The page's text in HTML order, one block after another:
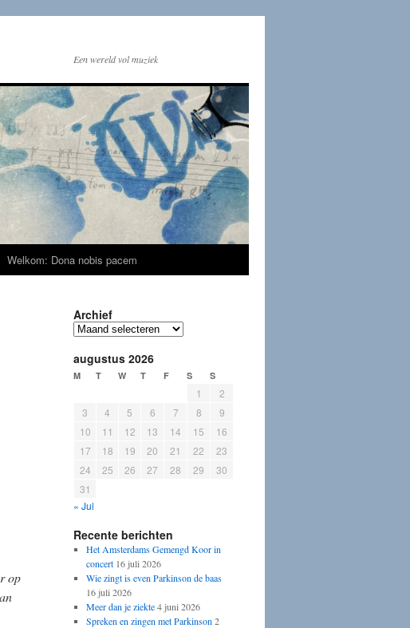
Een wereld vol muziek
Welkom: Dona nobis pacem
op
Archief
Archief
augustus 2026
M T W T F S S
1
2
3
4 5 6 7 8
9
10
11 12 13 14 15
16
17
18 19 20 21 22
23
24
25 26 27 28 29
30
31
« Jul
Recente berichten
Het Amsterdams Gemengd Koor in
concert 16 juli 2026
Wie zingt is even Parkinson de baas
16 juli 2026
Meer dan je ziekte 4 juni 2026
Spreken en zingen met Parkinson 2